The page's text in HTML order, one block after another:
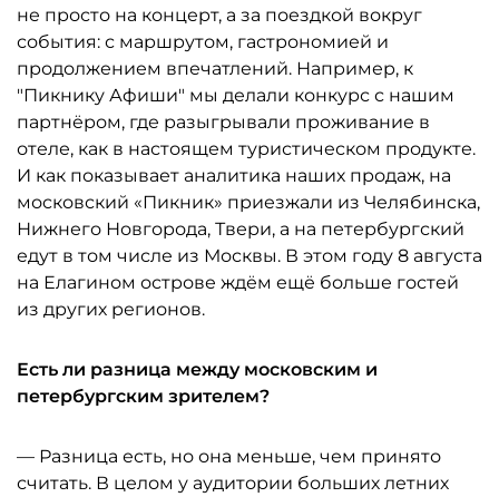
не просто на концерт, а за поездкой вокруг
события: с маршрутом, гастрономией и
продолжением впечатлений. Например, к
"Пикнику Афиши" мы делали конкурс с нашим
партнёром, где разыгрывали проживание в
отеле, как в настоящем туристическом продукте.
И как показывает аналитика наших продаж, на
московский «Пикник» приезжали из Челябинска,
Нижнего Новгорода, Твери, а на петербургский
едут в том числе из Москвы. В этом году 8 августа
на Елагином острове ждём ещё больше гостей
из других регионов.
Есть ли разница между московским и
петербургским зрителем?
— Разница есть, но она меньше, чем принято
считать. В целом у аудитории больших летних